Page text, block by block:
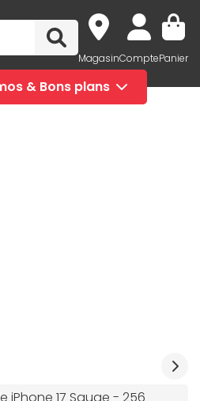
MagasinComptePanier
& Bons plans